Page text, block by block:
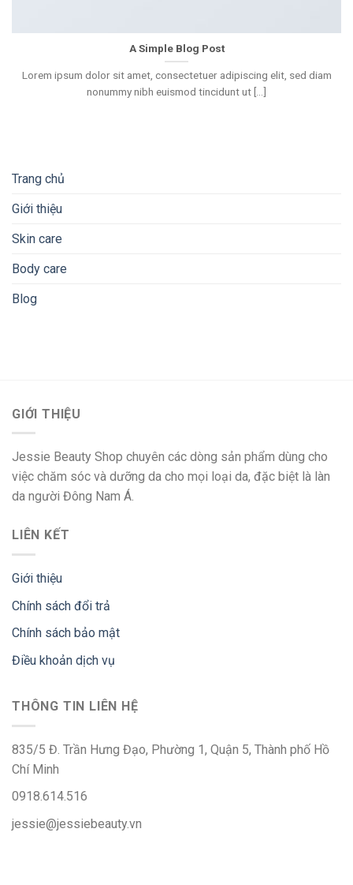
A Simple Blog Post
Lorem ipsum dolor sit amet, consectetuer adipiscing elit, sed diam
nonummy nibh euismod tincidunt ut [...]
Trang chủ
Giới thiệu
Skin care
Body care
Blog
GIỚI THIỆU
Jessie Beauty Shop chuyên các dòng sản phẩm dùng cho
việc chăm sóc và dưỡng da cho mọi loại da, đặc biệt là làn
da người Đông Nam Á.
LIÊN KẾT
Giới thiệu
Chính sách đổi trả
Chính sách bảo mật
Điều khoản dịch vụ
THÔNG TIN LIÊN HỆ
835/5 Đ. Trần Hưng Đạo, Phường 1, Quận 5, Thành phố Hồ
Chí Minh
0918.614.516
jessie@jessiebeauty.vn